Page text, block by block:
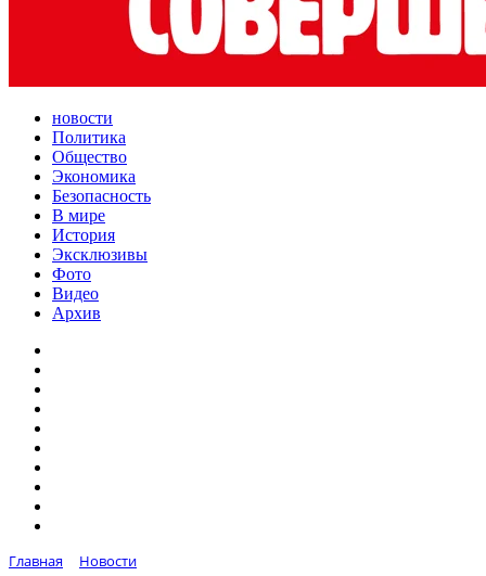
новости
Политика
Общество
Экономика
Безопасность
В мире
История
Эксклюзивы
Фото
Видео
Архив
Главная
Новости